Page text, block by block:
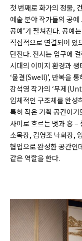
첫 번째로 화가의 정물,
예술 분야 작가들의 공
공예’가 펼쳐진다. 공예
직접적으로 연결되어 있
던진다. 전시는 입구에
시대의 이미지 환경과
‘물결(Swell)’, 반복을
강석영 작가의 ‘무제
입체적인 구조체를 완성
특히 작은 기획 공간이기
사이로 흐르는 멋과 흥 –
소목장, 김영조 낙화장,
협업으로 완성한 공간인
같은 역할을 한다.